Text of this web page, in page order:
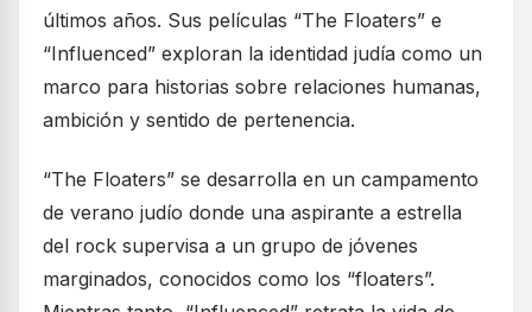
últimos años. Sus películas “The Floaters” e
“Influenced” exploran la identidad judía como un
marco para historias sobre relaciones humanas,
ambición y sentido de pertenencia.
“The Floaters” se desarrolla en un campamento
de verano judío donde una aspirante a estrella
del rock supervisa a un grupo de jóvenes
marginados, conocidos como los “floaters”.